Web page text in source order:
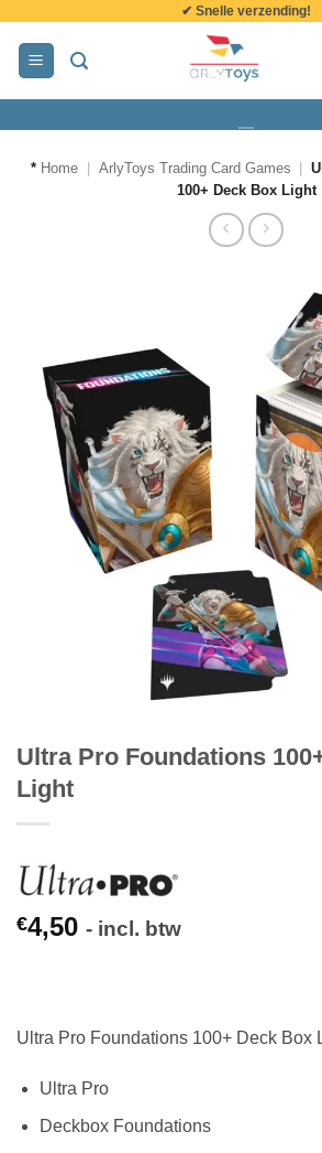
inhoud
✔ Snelle verzending!
* Home ArlyToys Trading Card Games
100+ Deck Box Light
Ultra Pro Foundations
Light
€4,50 - incl. btw
Ultra Pro Foundations 100+ Deck Box
Ultra Pro
Deckbox Foundations